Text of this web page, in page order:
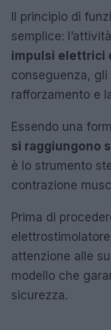
Il principio di
semplice:
impulsi elettrici
conseguenza,
rafforzamento e
Essendo una
si raggiungono
è lo strumento
contrazione
Prima di
attenzione alle
modello che
sicurezza.